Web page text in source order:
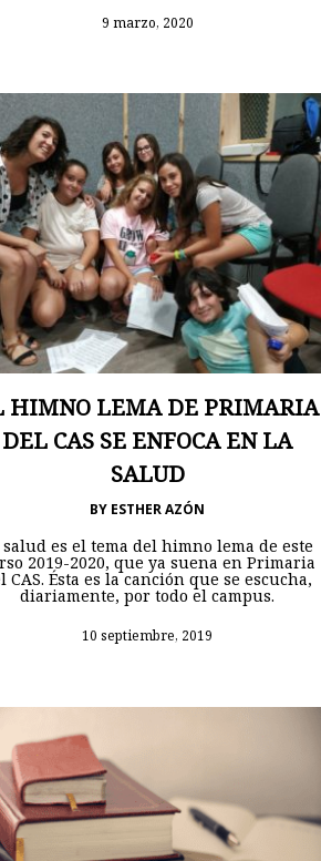
9 marzo, 2020
HIMNO LEMA DE PRIMARIA
DEL CAS SE ENFOCA EN LA
SALUD
BY ESTHER AZÓN
salud es el tema del himno lema de este
2019-2020, que ya suena en Primaria
CAS. Ésta es la canción que se escucha,
diariamente, por todo el campus.
10 septiembre, 2019